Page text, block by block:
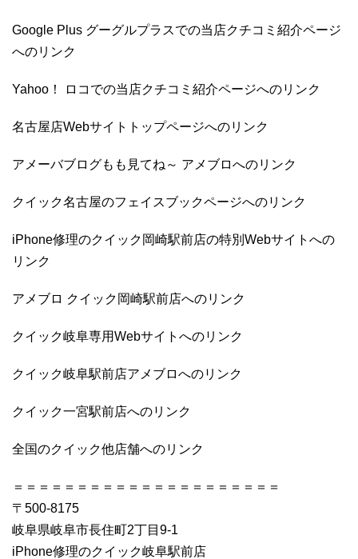
Google Plus グーグルプラスでの当店クチコミ紹介ページ
へのリンク
Yahoo！ ロコでの当店クチコミ紹介ページへのリンク
名古屋店Webサイトトップページへのリンク
アメーバブログもも見てね～ アメブロへのリンク
クイック名古屋のフェイスブックページへのリンク
iPhone修理のクイック岡崎駅前店の特別Webサイトへの
リンク
アメブロ クイック岡崎駅前店へのリンク
クイック岐阜専用Webサイトへのリンク
クイック岐阜駅前店アメブロへのリンク
クイック一宮駅前店へのリンク
全国のクイック他店舗へのリンク
＝＝＝＝＝＝＝＝＝＝＝＝＝＝＝＝＝＝＝＝＝
〒500-8175
岐阜県岐阜市長住町2丁目9-1
iPhone修理のクイック岐阜駅前店